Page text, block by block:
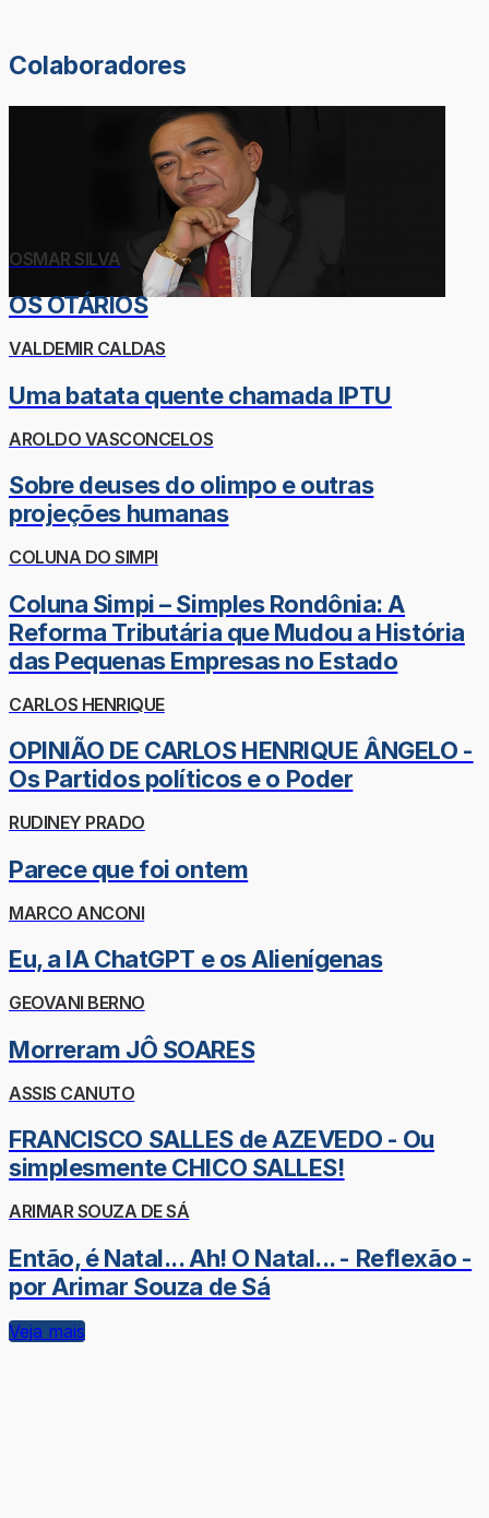
Colaboradores
OSMAR SILVA
OS OTÁRIOS
VALDEMIR CALDAS
Uma batata quente chamada IPTU
AROLDO VASCONCELOS
Sobre deuses do olimpo e outras
projeções humanas
COLUNA DO SIMPI
Coluna Simpi – Simples Rondônia: A
Reforma Tributária que Mudou a História
das Pequenas Empresas no Estado
CARLOS HENRIQUE
OPINIÃO DE CARLOS HENRIQUE ÂNGELO -
Os Partidos políticos e o Poder
RUDINEY PRADO
Parece que foi ontem
MARCO ANCONI
Eu, a IA ChatGPT e os Alienígenas
GEOVANI BERNO
Morreram JÔ SOARES
ASSIS CANUTO
FRANCISCO SALLES de AZEVEDO - Ou
simplesmente CHICO SALLES!
ARIMAR SOUZA DE SÁ
Então, é Natal... Ah! O Natal... - Reflexão -
por Arimar Souza de Sá
Veja mais